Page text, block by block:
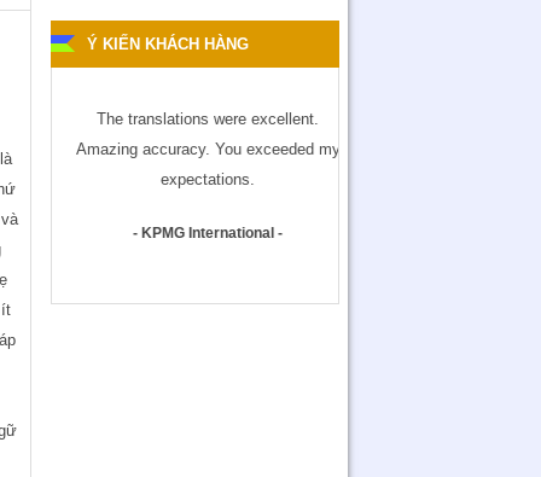
ít
Ý KIẾN KHÁCH HÀNG
The translations were excellent.
Amazing accuracy. You exceeded my
expectations.
- KPMG International -